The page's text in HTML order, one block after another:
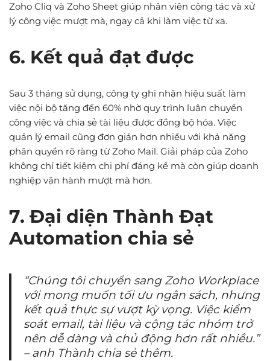
Zoho Cliq và Zoho Sheet giúp nhân viên cộng tác và xử
lý công việc mượt mà, ngay cả khi làm việc từ xa.
6. Kết quả đạt được
Sau 3 tháng sử dụng, công ty ghi nhận hiệu suất làm
việc nội bộ tăng đến 60% nhờ quy trình luân chuyển
công việc và chia sẻ tài liệu được đồng bộ hóa. Việc
quản lý email cũng đơn giản hơn nhiều với khả năng
phân quyền rõ ràng từ Zoho Mail. Giải pháp của Zoho
không chỉ tiết kiệm chi phí đáng kể mà còn giúp doanh
nghiệp vận hành mượt mà hơn.
7. Đại diện Thành Đạt
Automation chia sẻ
“Chúng tôi chuyển sang Zoho Workplace
với mong muốn tối ưu ngân sách, nhưng
kết quả thực sự vượt kỳ vọng. Việc kiểm
soát email, tài liệu và cộng tác nhóm trở
nên dễ dàng và chủ động hơn rất nhiều.”
– anh Thành chia sẻ thêm.